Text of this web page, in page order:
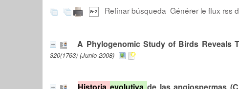
Refinar búsqueda Générer le flux rss
A Phylogenomic Study of Birds Reveals
320(1763) (Junio 2008)